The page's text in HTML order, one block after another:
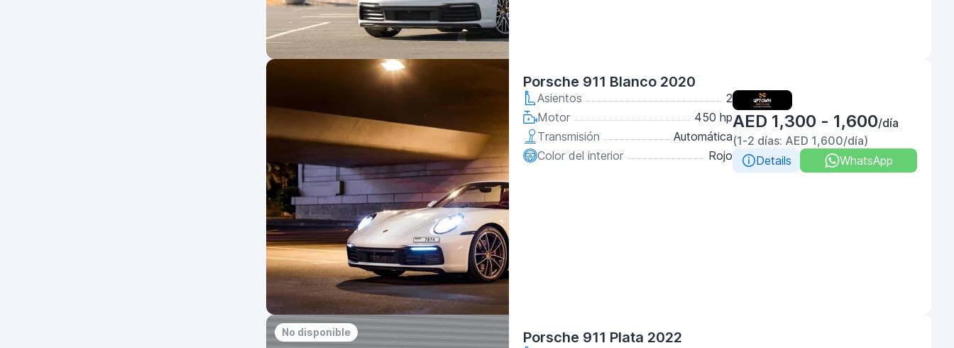
Porsche 911 Blanco 2020
Asientos
2
Motor
450 hp
Transmisión
Automática
Color del interior
Rojo
AED 1,300 - 1,600/día
(1-2 días: AED 1,600/día)
Details
WhatsApp
No disponible Porsche 911 Plata 2022